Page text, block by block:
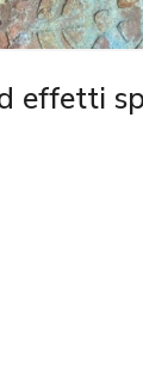
effetti